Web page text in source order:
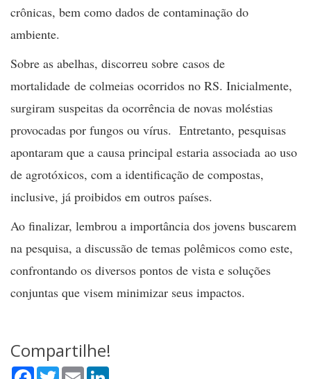
crônicas, bem como dados de contaminação do
ambiente.
Sobre as abelhas, discorreu sobre casos de
mortalidade de colmeias ocorridos no RS. Inicialmente,
surgiram suspeitas da ocorrência de novas moléstias
provocadas por fungos ou vírus. Entretanto, pesquisas
apontaram que a causa principal estaria associada ao uso
de agrotóxicos, com a identificação de compostas,
inclusive, já proibidos em outros países.
Ao finalizar, lembrou a importância dos jovens buscarem
na pesquisa, a discussão de temas polêmicos como este,
confrontando os diversos pontos de vista e soluções
conjuntas que visem minimizar seus impactos.
Compartilhe!
Facebook
TwitterEmail